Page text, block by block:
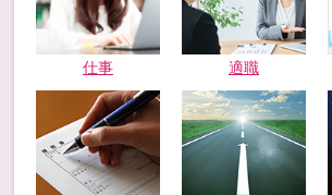
仕事 適職